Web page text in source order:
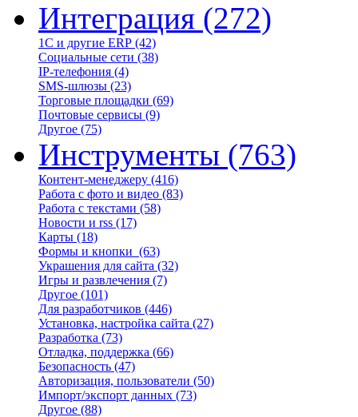
Интеграция (272)
1С и другие ERP (42)
Социальные сети (38)
IP-телефония (4)
SMS-шлюзы (23)
Торговые площадки (69)
Почтовые сервисы (9)
Другое (75)
Инструменты (763)
Контент-менеджеру (416)
Работа с фото и видео (83)
Работа с текстами (58)
Новости и rss (17)
Карты (18)
Формы и кнопки (63)
Украшения для сайта (32)
Игры и развлечения (7)
Другое (101)
Для разработчиков (446)
Установка, настройка сайта (27)
Разработка (73)
Отладка, поддержка (66)
Безопасность (47)
Авторизация, пользователи (50)
Импорт/экспорт данных (73)
Другое (88)